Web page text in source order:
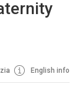
English info